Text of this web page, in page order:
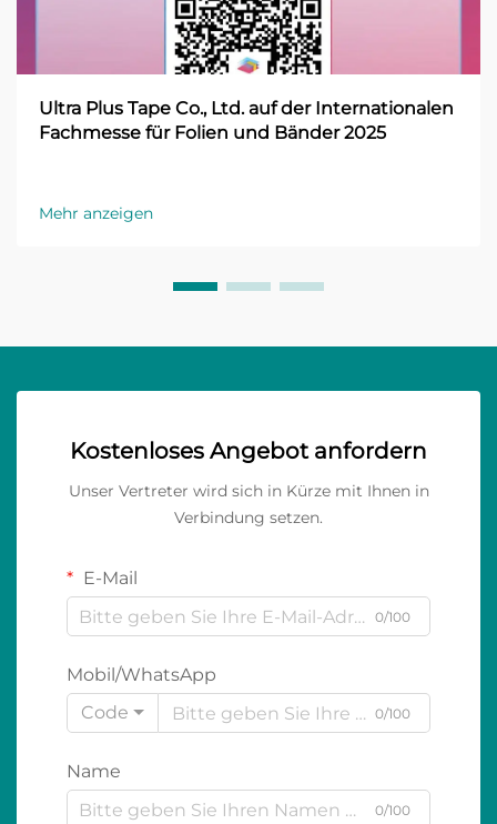
Ultra Plus Tape Co., Ltd. auf der Internationalen
Fachmesse für Folien und Bänder 2025
Mehr anzeigen
Kostenloses Angebot anfordern
Unser Vertreter wird sich in Kürze mit Ihnen in
Verbindung setzen.
E-Mail
0/100
Mobil/WhatsApp
Code
0/100
Name
0/100